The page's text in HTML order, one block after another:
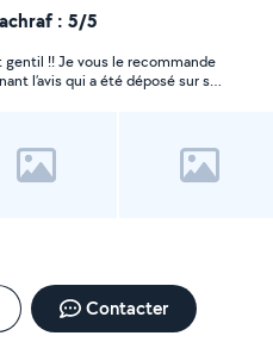
: 5/5
!! Je vous le recommande
l’avis qui a été déposé sur son
Contacter